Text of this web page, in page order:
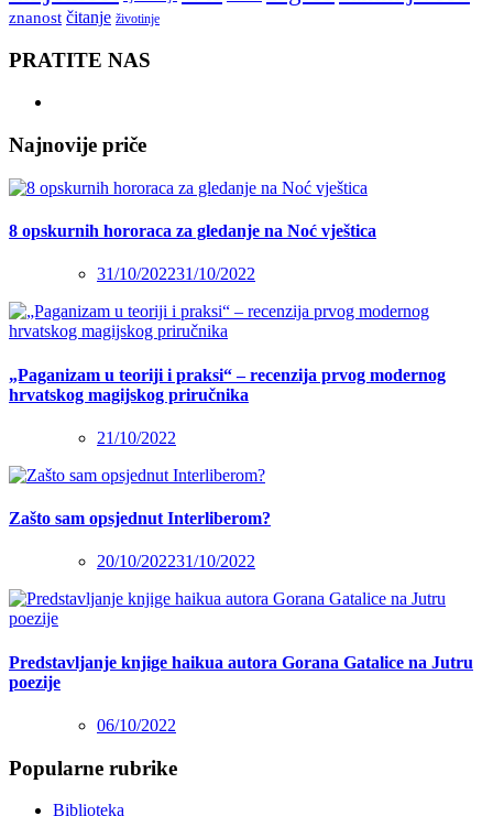
znanost čitanje životinje
PRATITE NAS
Najnovije priče
8 opskurnih hororaca za gledanje na Noć vještica
31/10/202231/10/2022
„Paganizam u teoriji i praksi“ – recenzija prvog modernog
hrvatskog magijskog priručnika
21/10/2022
Zašto sam opsjednut Interliberom?
20/10/202231/10/2022
Predstavljanje knjige haikua autora Gorana Gatalice na Jutru
poezije
06/10/2022
Popularne rubrike
Biblioteka